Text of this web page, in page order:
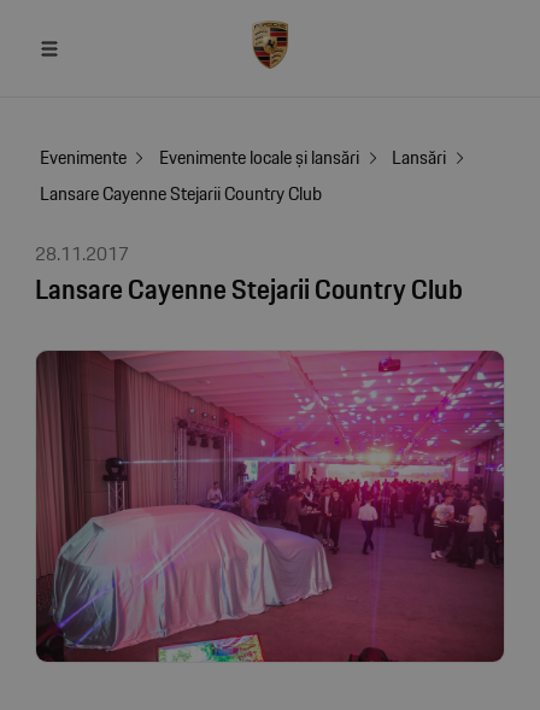
Evenimente Evenimente locale și lansări
Lansări
Lansare Cayenne Stejarii Country Club
28.11.2017
Lansare Cayenne Stejarii Country Club